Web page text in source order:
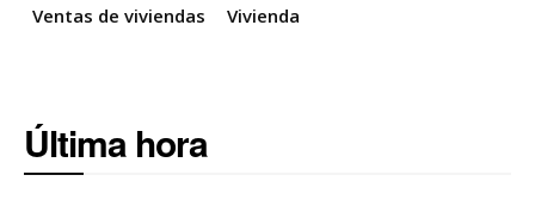
Ventas de viviendas
Vivienda
Última hora